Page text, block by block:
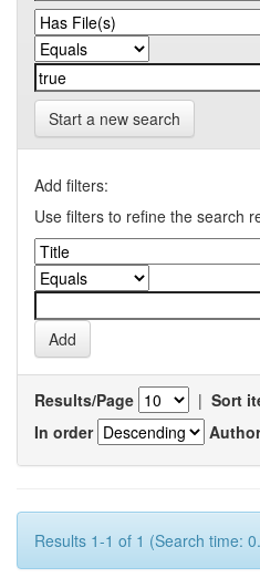
Start a new search
Add filters:
Use filters to refine the search
Results/Page | Sort
In order
Results 1-1 of 1 (Search time: